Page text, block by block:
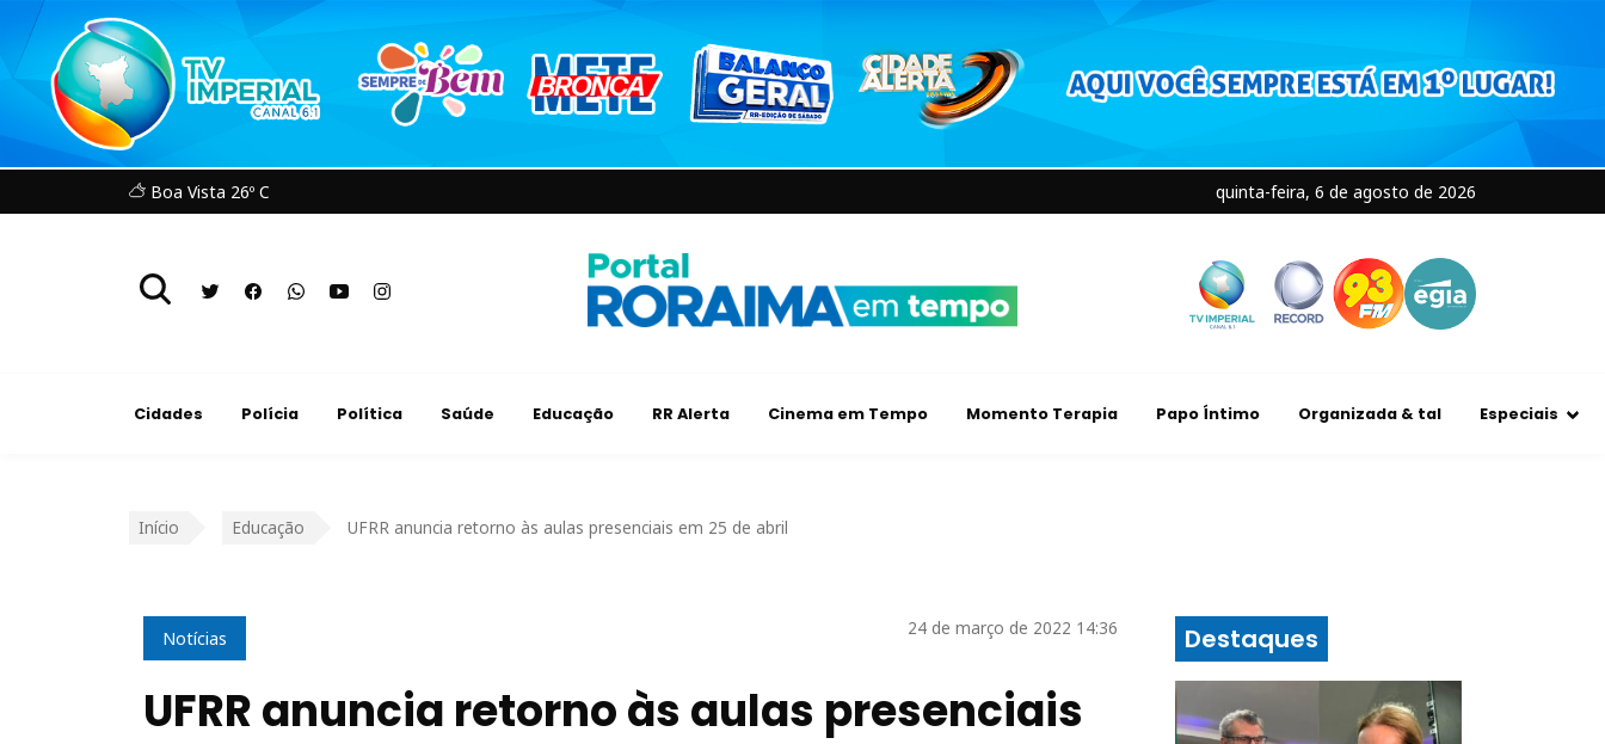
Boa Vista 26º C quinta-feira, 6 de agosto de 2026
Cidades Polícia Política Saúde Educação RR Alerta Cinema em Tempo Momento Terapia Papo Íntimo Organizada & tal Especiais
Início Educação UFRR anuncia retorno às aulas presenciais em 25 de abril
Notícias 24 de março de 2022 14:36
UFRR anuncia retorno às aulas presenciais
Destaques